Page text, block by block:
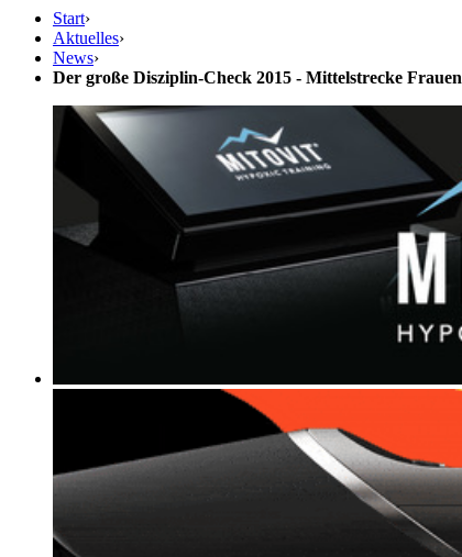
Start›
Aktuelles›
News›
Der große Disziplin-Check 2015 - Mittelstrecke Frauen